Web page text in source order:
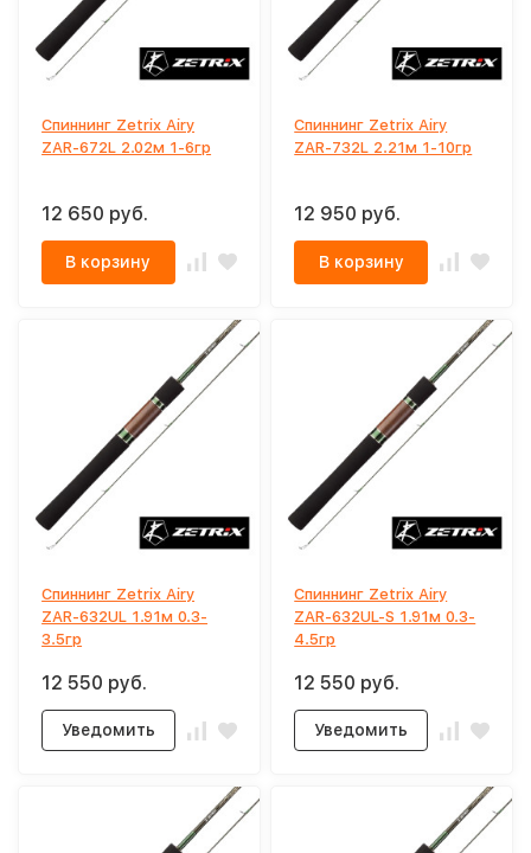
Спиннинг Zetrix Airy
ZAR-672L 2.02м 1-6гр
12 650 руб.
В корзину
Спиннинг Zetrix Airy
ZAR-732L 2.21м 1-10гр
12 950 руб.
В корзину
Спиннинг Zetrix Airy
ZAR-632UL 1.91м 0.3-
3.5гр
12 550 руб.
Уведомить
Спиннинг Zetrix Airy
ZAR-632UL-S 1.91м 0.3-
4.5гр
12 550 руб.
Уведомить